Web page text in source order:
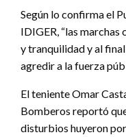
Según lo confirma el
IDIGER, “las
y tranquilidad y al
agredir a la fuerza
El teniente Omar
Bomberos reportó
disturbios huyeron